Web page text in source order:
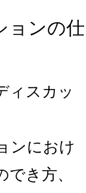
ョンの仕
ィスカッ
ンにおけ
き方、